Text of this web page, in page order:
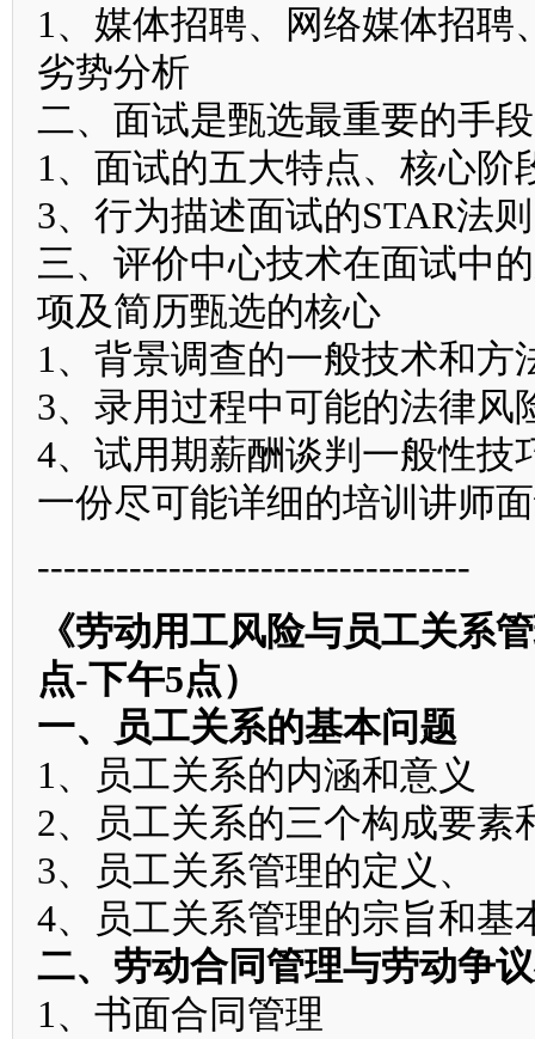
1、媒体招聘、网络媒体招
劣势分析
二、面试是甄选最重要的手
1、面试的五大特点、核心阶
3、行为描述面试的STAR法则
三、评价中心技术在面试中
项及简历甄选的核心
1、背景调查的一般技术和
3、录用过程中可能的法律风
4、试用期薪酬谈判一般性技
一份尽可能详细的培训讲师
---------------------------------
《劳动用工风险与员工关系
点-下午5点）
一、员工关系的基本问题
1、员工关系的内涵和意义
2、员工关系的三个构成要素
3、员工关系管理的定义、
4、员工关系管理的宗旨和基
二、劳动合同管理与劳动争
1、书面合同管理